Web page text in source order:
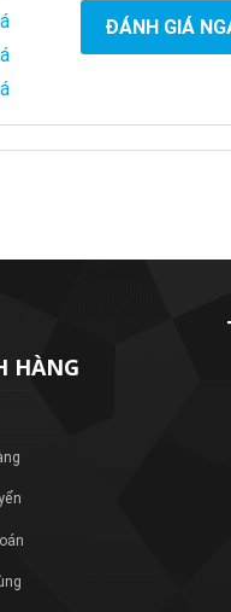
ĐÁNH GIÁ
HÀNG